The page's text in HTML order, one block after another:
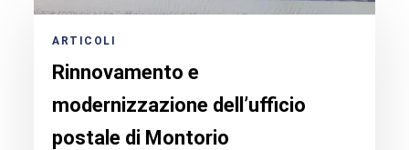
ARTICOLI
Rinnovamento e
modernizzazione dell’ufficio
postale di Montorio